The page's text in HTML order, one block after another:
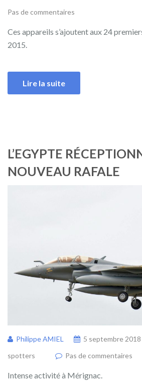
Pas de commentaires
Ces appareils s’ajoutent aux 24
2015.
Lire la suite
L’EGYPTE
NOUVEAU RAFALE
Philippe AMIEL 5 septembre 2018
spotters
Pas de commentaires
Intense activité à Mérignac.